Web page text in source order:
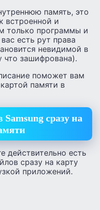
память, это
встроенной и
только программы и
есть рут права
невидимой в
что зашифрована).
поможет вам
памяти в
сразу на
действительно есть
сразу на карту
приложений.